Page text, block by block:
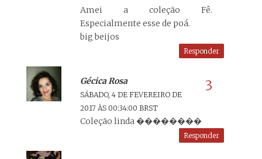
Amei a coleção Fê.
Especialmente esse de poá.
big beijos
Responder
Gécica Rosa
SÁBADO, 4 DE FEVEREIRO DE
2017 ÀS 00:34:00 BRST
Coleção linda ��������
Responder